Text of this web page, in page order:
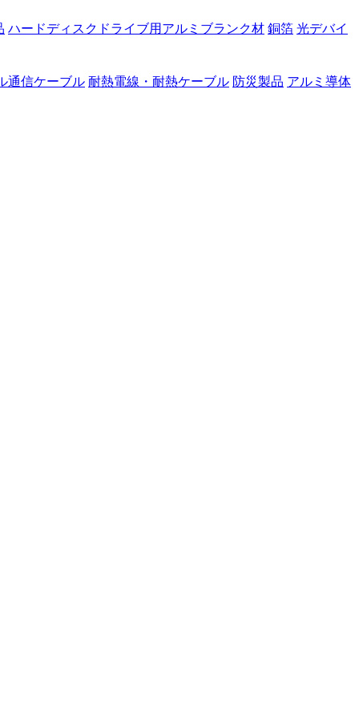
ハードディスクドライブ用アルミブランク材 銅箔 光デバイ
通信ケーブル 耐熱電線・耐熱ケーブル 防災製品 アルミ導体